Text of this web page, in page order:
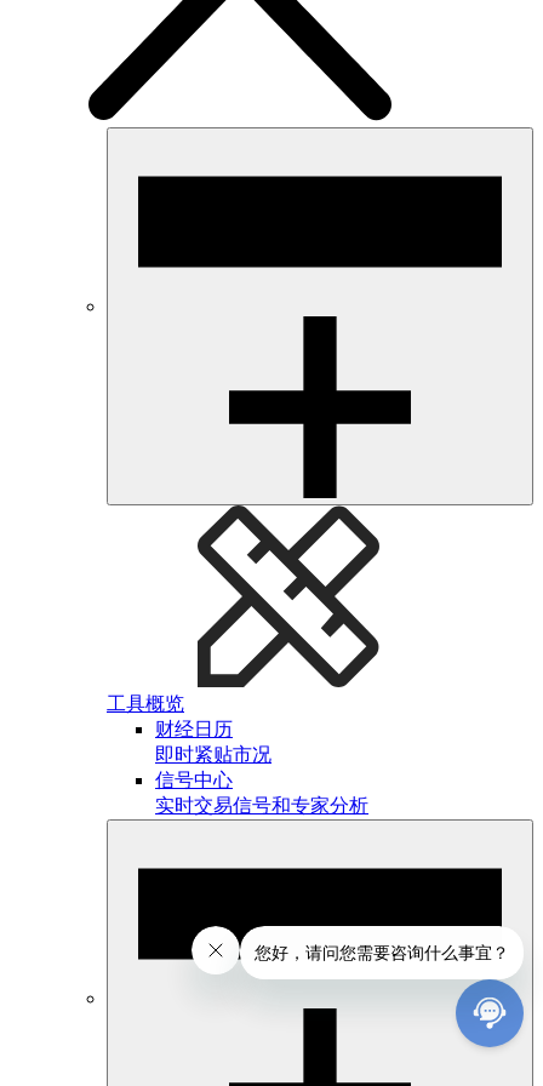
工具概览
财经日历
即时紧贴市况
信号中心
实时交易信号和专家分析